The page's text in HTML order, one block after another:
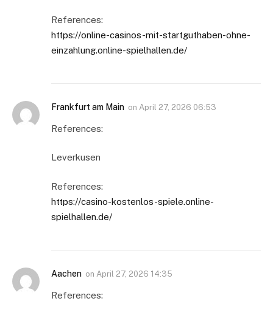
References:
https://online-casinos-mit-startguthaben-ohne-
einzahlung.online-spielhallen.de/
Frankfurt am Main on April 27, 2026 06:53
References:
Leverkusen
References:
https://casino-kostenlos-spiele.online-
spielhallen.de/
Aachen on April 27, 2026 14:35
References: